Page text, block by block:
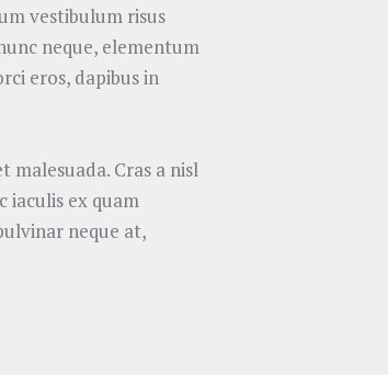
vestibulum risus
neque, elementum
eros, dapibus in
malesuada. Cras a nisl
iaculis ex quam
neque at,